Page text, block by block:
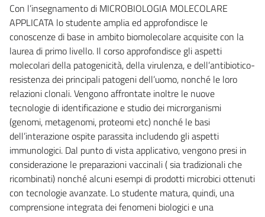
Con l’insegnamento di MICROBIOLOGIA MOLECOLARE
APPLICATA lo studente amplia ed approfondisce le
conoscenze di base in ambito biomolecolare acquisite con la
laurea di primo livello. Il corso approfondisce gli aspetti
molecolari della patogenicità, della virulenza, e dell’antibiotico-
resistenza dei principali patogeni dell’uomo, nonché le loro
relazioni clonali. Vengono affrontate inoltre le nuove
tecnologie di identificazione e studio dei microrganismi
(genomi, metagenomi, proteomi etc) nonché le basi
dell’interazione ospite parassita includendo gli aspetti
immunologici. Dal punto di vista applicativo, vengono presi in
considerazione le preparazioni vaccinali ( sia tradizionali che
ricombinati) nonché alcuni esempi di prodotti microbici ottenuti
con tecnologie avanzate. Lo studente matura, quindi, una
comprensione integrata dei fenomeni biologici e una